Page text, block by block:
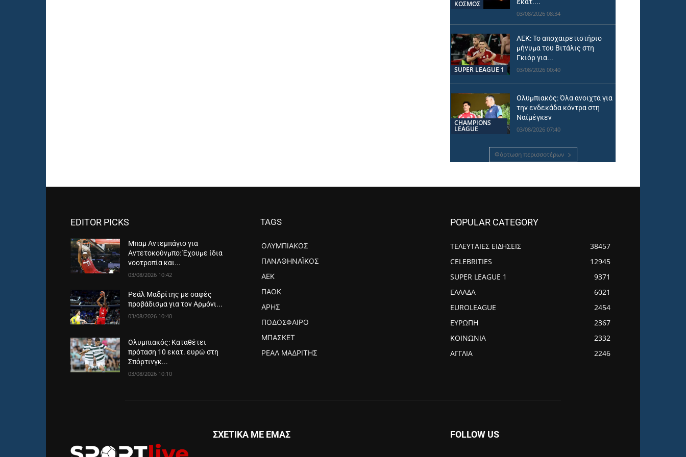
ΚΟΣΜΟΣ
03/08/2026 08:34
SUPER LEAGUE 1
ΑΕΚ: Το αποχαιρετιστήριο
μήνυμα του Βιτάλις στη
Γκιόρ για...
03/08/2026 00:40
CHAMPIONS
LEAGUE
Ολυμπιακός: Όλα ανοιχτά για
την ενδεκάδα κόντρα στη
Ναϊμέγκεν
03/08/2026 07:40
Φόρτωση περισσοτέρων
EDITOR PICKS
Μπαμ Αντεμπάγιο για
Αντετοκούνμπο: Έχουμε ίδια
νοοτροπία και...
03/08/2026 10:42
Ρεάλ Μαδρίτης με σαφές
προβάδισμα για τον Αρμόνι...
03/08/2026 10:40
Ολυμπιακός: Καταθέτει
πρόταση 10 εκατ. ευρώ στη
Σπόρτινγκ...
03/08/2026 10:10
TAGS
ΟΛΥΜΠΙΑΚΌΣ
ΠΑΝΑΘΗΝΑΪΚΌΣ
ΑΕΚ
ΠΑΟΚ
ΆΡΗΣ
ΠΟΔΌΣΦΑΙΡΟ
ΜΠΆΣΚΕΤ
ΡΕΆΛ ΜΑΔΡΊΤΗΣ
POPULAR CATEGORY
ΤΕΛΕΥΤΑΙΕΣ ΕΙΔΗΣΕΙΣ
38457
CELEBRITIES
12945
SUPER LEAGUE 1
9371
ΕΛΛΑΔΑ
6021
EUROLEAGUE
2454
ΕΥΡΩΠΗ
2367
ΚΟΙΝΩΝΙΑ
2332
ΑΓΓΛΙΑ
2246
ΣΧΕΤΙΚΑ ΜΕ ΕΜΑΣ FOLLOW US